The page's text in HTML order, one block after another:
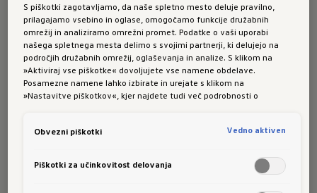
Vožnja čistopo vašem
okusu
DCC Pro lahko podvozje prilagodite svojim
športno ali bolj udobno.
S piškotki zagotavljamo, da naše spletno mesto deluje pravilno,
prilagajamo vsebino in oglase, omogočamo funkcije družabnih
omrežij in analiziramo omrežni promet. Podatke o vaši uporabi
našega spletnega mesta delimo s svojimi partnerji, ki delujejo na
področjih družabnih omrežij, oglaševanja in analize. S klikom na
»Aktiviraj vse piškotke« dovoljujete vse namene obdelave.
Posamezne namene lahko izbirate in urejate s klikom na
»Nastavitve piškotkov«, kjer najdete tudi več podrobnosti o
Obvezni piškotki
Vedno aktiven
Piškotki za učinkovitost delovanja